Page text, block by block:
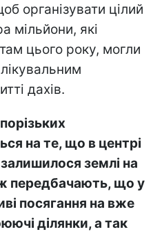
організувати цілий
мільйони, які
цього року, могли
дахів.
на те, що в центрі
землі на
передбачають, що у
посягання на вже
ділянки, а так